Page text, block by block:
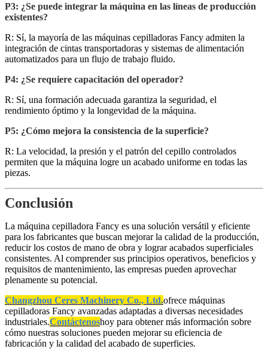
P3: ¿Se puede integrar la máquina en las líneas de producción
existentes?
R: Sí, la mayoría de las máquinas cepilladoras Fancy admiten la
integración de cintas transportadoras y sistemas de alimentación
automatizados para un flujo de trabajo fluido.
P4: ¿Se requiere capacitación del operador?
R: Sí, una formación adecuada garantiza la seguridad, el
rendimiento óptimo y la longevidad de la máquina.
P5: ¿Cómo mejora la consistencia de la superficie?
R: La velocidad, la presión y el patrón del cepillo controlados
permiten que la máquina logre un acabado uniforme en todas las
piezas.
Conclusión
La máquina cepilladora Fancy es una solución versátil y eficiente
para los fabricantes que buscan mejorar la calidad de la producción,
reducir los costos de mano de obra y lograr acabados superficiales
consistentes. Al comprender sus principios operativos, beneficios y
requisitos de mantenimiento, las empresas pueden aprovechar
plenamente su potencial.
Changzhou Ceres Machinery Co., Ltd.ofrece máquinas
cepilladoras Fancy avanzadas adaptadas a diversas necesidades
industriales.Contáctenoshoy para obtener más información sobre
cómo nuestras soluciones pueden mejorar su eficiencia de
fabricación y la calidad del acabado de superficies.